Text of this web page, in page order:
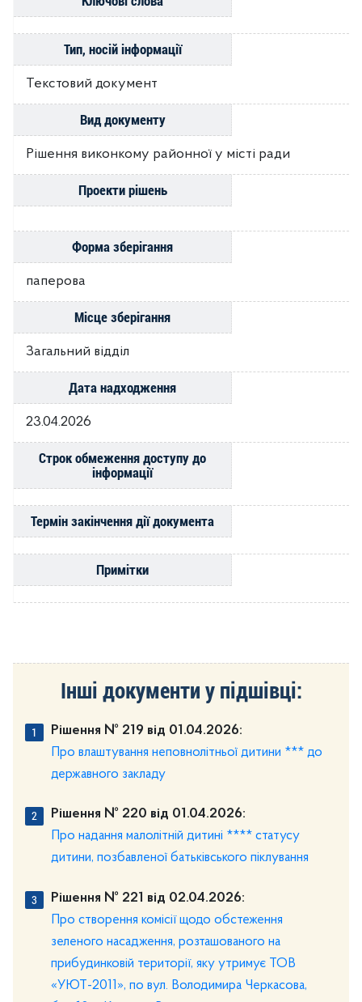
Тип, носій інформації
Текстовий документ
Вид документу
Рішення виконкому районної у місті ради
Проекти рішень
Форма зберігання
паперова
Місце зберігання
Загальний відділ
Дата надходження
23.04.2026
Строк обмеження доступу до
інформації
Термін закінчення дії документа
Примітки
Інші документи у підшівці:
Рішення № 219 від 01.04.2026:
Про влаштування неповнолітньої дитини *** до
державного закладу
Рішення № 220 від 01.04.2026:
Про надання малолітній дитині **** статусу
дитини, позбавленої батьківського піклування
Рішення № 221 від 02.04.2026:
Про створення комісії щодо обстеження
зеленого насадження, розташованого на
прибудинковій території, яку утримує ТОВ
«УЮТ-2011», по вул. Володимира Черкасова,